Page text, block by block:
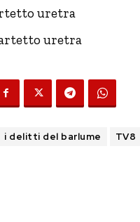
uretra
uretra
i delitti del barlume TV8